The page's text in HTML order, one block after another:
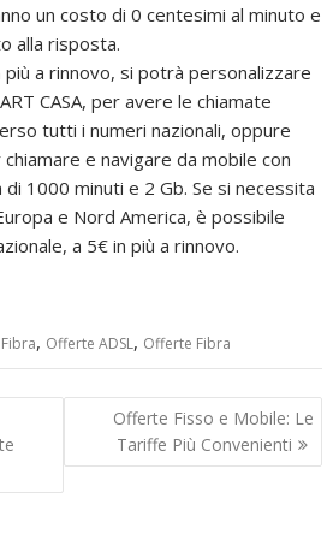
un costo di 0 centesimi al minuto e
alla risposta.
a rinnovo, si potrà personalizzare
CASA, per avere le chiamate
tutti i numeri nazionali, oppure
e navigare da mobile con
1000 minuti e 2 Gb. Se si necessita
e Nord America, è possibile
a 5€ in più a rinnovo.
, Offerte ADSL, Offerte Fibra
Offerte Fisso e Mobile: Le
Tariffe Più Convenienti